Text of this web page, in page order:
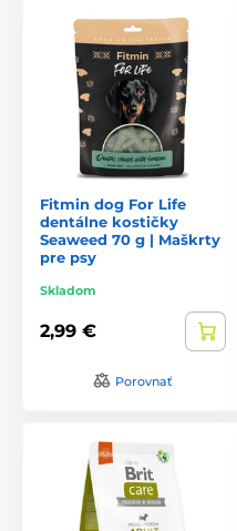
Fitmin dog For Life
dentálne kostičky
Seaweed 70 g | Maškrty
pre psy
Skladom
2,99 €
Porovnať